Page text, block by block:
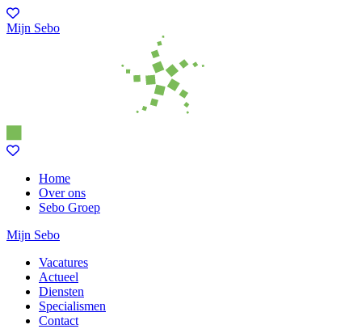
Mijn Sebo
Home
Over ons
Sebo Groep
Mijn Sebo
Vacatures
Actueel
Diensten
Specialismen
Contact